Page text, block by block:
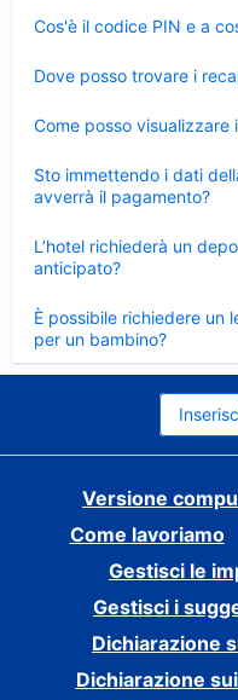
Cos'è il codice PIN e a
chiuso
Dove posso trovare i
chiuso
Come posso visualizzare
chiuso
Sto immettendo i dati
avverrà il pagamento?
chiuso
L’hotel richiederà un
anticipato?
chiuso
È possibile richiedere un
per un bambino?
Elemento
chiuso
Versione
Come lavoriamo
Gestisci le
Gestisci i
Dichiarazione
Dichiarazione